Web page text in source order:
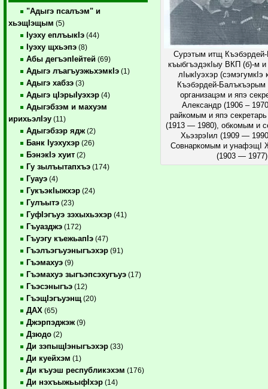
"Адыгэ псалъэм" и
хьэщIэщым (5)
Iуэху еплъыкIэ (44)
Iуэху щхьэпэ (8)
Абы дегъэпIейтей (69)
Адыгэ лъагъуэжьхэмкIэ (1)
Адыгэ хабзэ (3)
Адыгэ цIэрыIуэхэр (4)
Адыгэбзэм и махуэм
ирихьэлIэу (11)
Адыгэбзэр ядж (2)
Банк Iуэхухэр (26)
БэнэкIэ хуит (2)
Гу зылъытапхъэ (174)
Гуауэ (4)
ГукъэкIыжхэр (24)
Гулъытэ (23)
ГуфIэгъуэ зэхыхьэхэр (41)
Гъуазджэ (172)
Гъуэгу къежьапIэ (47)
Гъэлъэгъуэныгъэхэр (91)
Гъэмахуэ (9)
Гъэмахуэ зыгъэпсэхугъуэ (17)
Гъэсэныгъэ (12)
ГъэщIэгъуэнщ (20)
ДАХ (65)
Джэрпэджэж (9)
Дзюдо (2)
Ди зэпыщIэныгъэхэр (33)
Ди куейхэм (1)
Ди къуэш республикэхэм (176)
Ди нэхъыжьыфIхэр (14)
Сурэтым итщ
къыбгъэдэкIыу ВКП (б)-м
лIыкIуэхэр (сэмэгумкIэ
Къэбэрдей-Балъкъэрым
организацэм и япэ
Александр (1906 –
райкомым и япэ
(1913 — 1980), обкомым и
ХьэзрэIил (1909 —
Совнаркомым и унафэщI
(1903 —